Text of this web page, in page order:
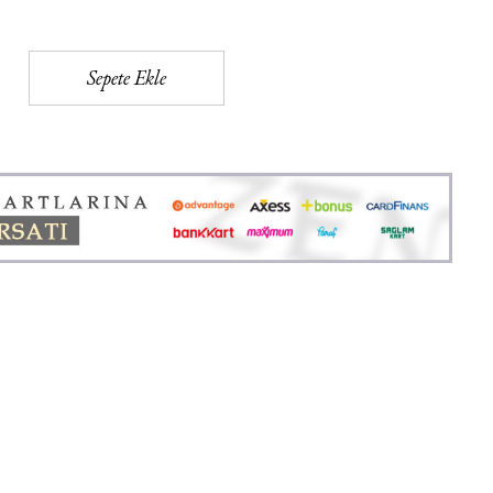
Sepete Ekle